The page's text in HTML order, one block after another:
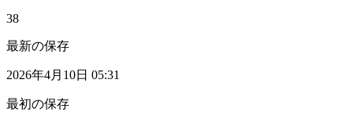
38
最新の保存
2026年4月10日 05:31
最初の保存